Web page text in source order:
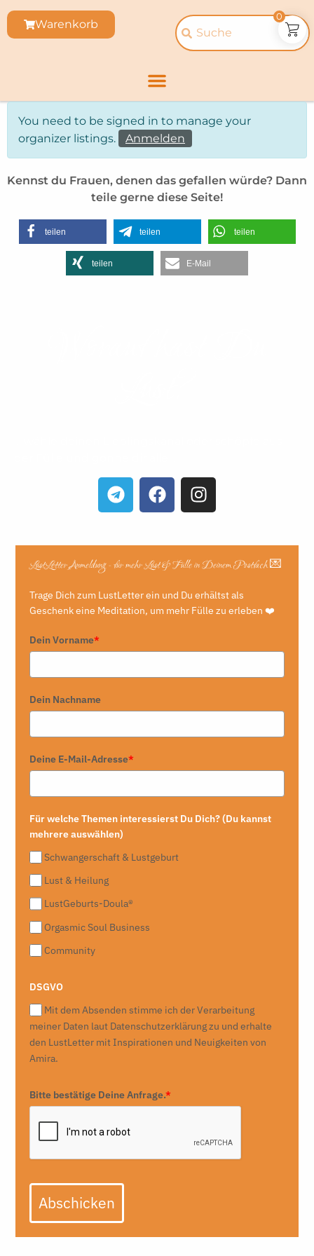
0
Warenkorb
You need to be signed in to manage your
organizer listings.
Anmelden
Kennst du Frauen, denen das gefallen würde? Dann
teile gerne diese Seite!
teilen teilen teilen
teilen E-Mail
LustLetter Anmeldung - für mehr Lust & Fülle in Deinem Postfach 💌
Trage Dich zum LustLetter ein und Du erhältst als
Geschenk eine Meditation, um mehr Fülle zu erleben ❤️
Dein Vorname*
Dein Nachname
Deine E-Mail-Adresse*
Für welche Themen interessierst Du Dich? (Du kannst
mehrere auswählen)
Schwangerschaft & Lustgeburt
Lust & Heilung
LustGeburts-Doula®
Orgasmic Soul Business
Community
DSGVO
Mit dem Absenden stimme ich der Verarbeitung
meiner Daten laut Datenschutzerklärung zu und erhalte
den LustLetter mit Inspirationen und Neuigkeiten von
Amira.
Bitte bestätige Deine Anfrage.*
Abschicken